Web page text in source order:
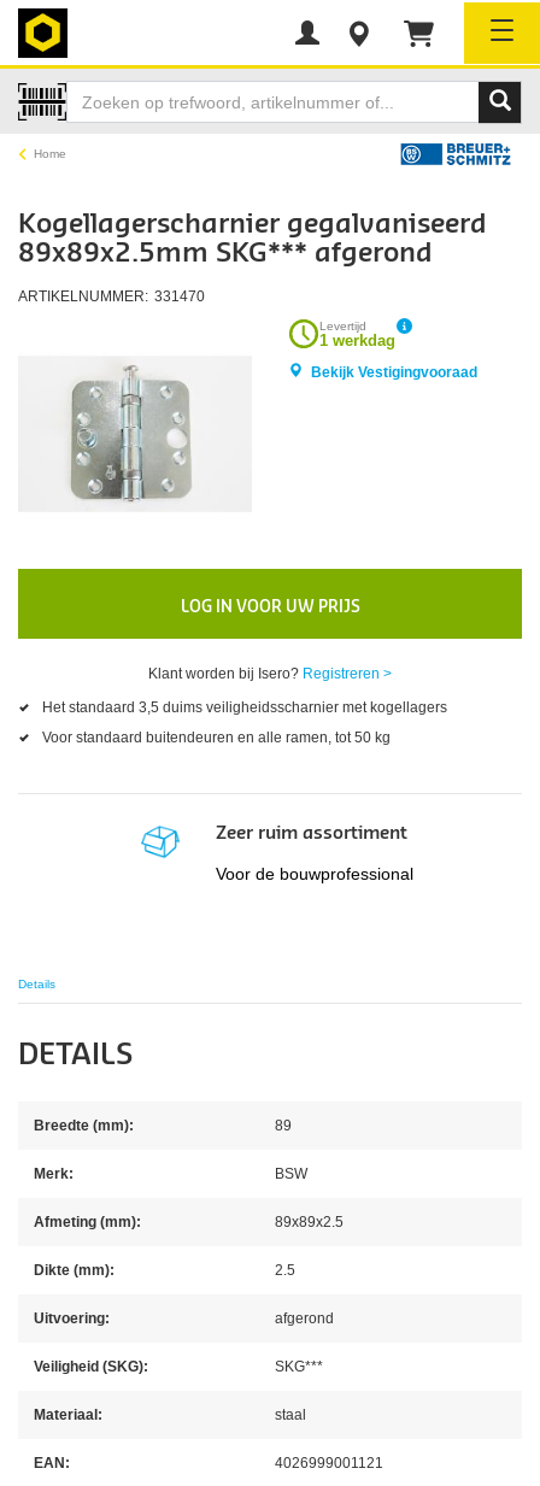
Home
Kogellagerscharnier gegalvaniseerd
89x89x2.5mm SKG*** afgerond
ARTIKELNUMMER: 331470
Levertijd
1 werkdag
Bekijk Vestigingvooraad
LOG IN VOOR UW PRIJS
Klant worden bij Isero? Registreren >
Het standaard 3,5 duims veiligheidsscharnier met kogellagers
Voor standaard buitendeuren en alle ramen, tot 50 kg
Zeer ruim assortiment
Voor de bouwprofessional
Details
DETAILS
Breedte (mm): 89
Merk: BSW
Afmeting (mm): 89x89x2.5
Dikte (mm): 2.5
Uitvoering: afgerond
Veiligheid (SKG): SKG***
Materiaal: staal
EAN: 4026999001121